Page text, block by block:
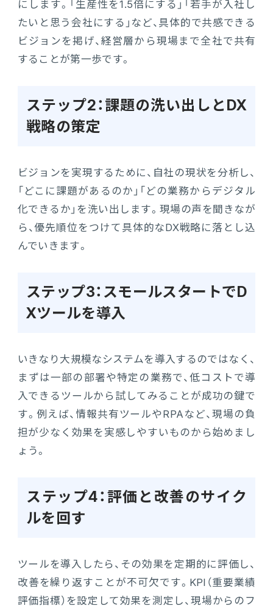
にします。「生産性を1.5倍にする」「若手が入社し
たいと思う会社にする」など、具体的で共感できる
ビジョンを掲げ、経営層から現場まで全社で共有
することが第一歩です。
ステップ2：課題の洗い出しとDX
戦略の策定
ビジョンを実現するために、自社の現状を分析し、
「どこに課題があるのか」「どの業務からデジタル
化できるか」を洗い出します。現場の声を聞きなが
ら、優先順位をつけて具体的なDX戦略に落とし込
んでいきます。
ステップ3：スモールスタートでD
Xツールを導入
いきなり大規模なシステムを導入するのではなく、
まずは一部の部署や特定の業務で、低コストで導
入できるツールから試してみることが成功の鍵で
す。例えば、情報共有ツールやRPAなど、現場の負
担が少なく効果を実感しやすいものから始めまし
ょう。
ステップ4：評価と改善のサイク
ルを回す
ツールを導入したら、その効果を定期的に評価し、
改善を繰り返すことが不可欠です。KPI（重要業績
評価指標）を設定して効果を測定し、現場からのフ